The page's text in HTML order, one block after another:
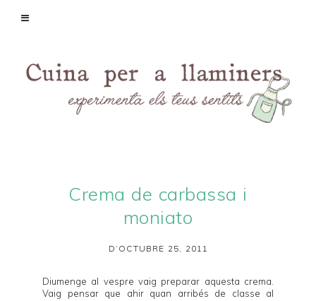
Crema de carbassa i
moniato
D’OCTUBRE 25, 2011
Diumenge al vespre vaig preparar aquesta crema.
Vaig pensar que ahir quan arribés de classe al